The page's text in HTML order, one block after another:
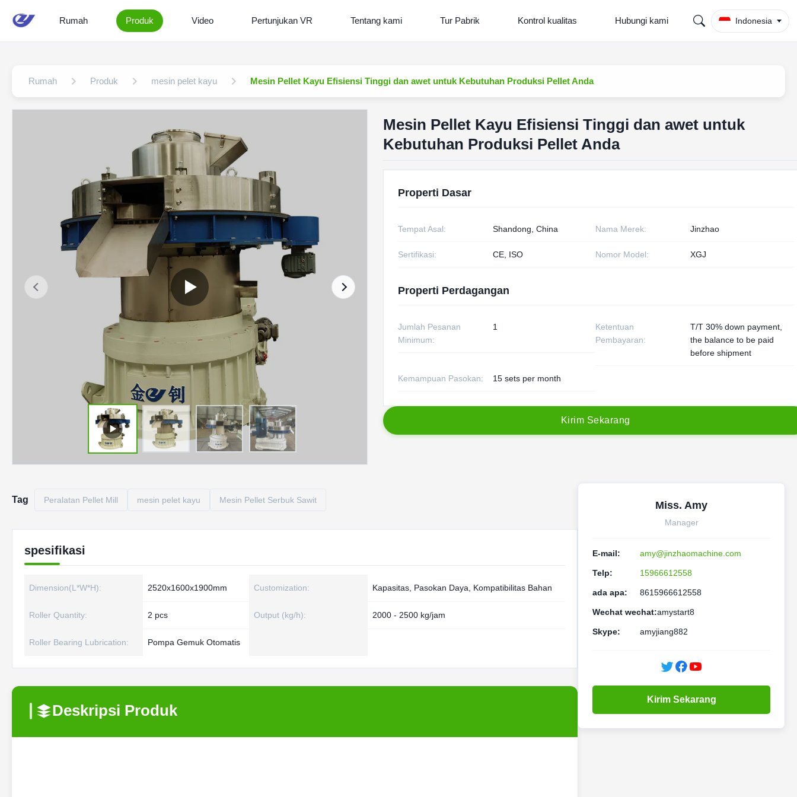
Rumah Produk Video Pertunjukan VR Tentang kami Tur Pabrik Kontrol kualitas Hubungi kami Indonesia
Rumah Produk mesin pelet kayu Mesin Pellet Kayu Efisiensi Tinggi dan awet untuk Kebutuhan Produksi Pellet Anda
Mesin Pellet Kayu Efisiensi Tinggi dan awet untuk
Kebutuhan Produksi Pellet Anda
Properti Dasar
Tempat Asal: Shandong, China Nama Merek: Jinzhao
Sertifikasi: CE, ISO Nomor Model: XGJ
Properti Perdagangan
Jumlah Pesanan
Minimum:
1
Ketentuan
Pembayaran:
T/T 30% down payment,
the balance to be paid
before shipment
Kemampuan Pasokan: 15 sets per month
Kirim Sekarang
Tag Peralatan Pellet Mill mesin pelet kayu Mesin Pellet Serbuk Sawit
spesifikasi
Dimension(L*W*H): 2520x1600x1900mm Customization: Kapasitas, Pasokan Daya, Kompatibilitas Bahan
Roller Quantity: 2 pcs Output (kg/h): 2000 - 2500 kg/jam
Roller Bearing Lubrication: Pompa Gemuk Otomatis
Deskripsi Produk
Miss. Amy
Manager
E-mail: amy@jinzhaomachine.com
Telp: 15966612558
ada apa: 8615966612558
Wechat wechat:amystart8
Skype: amyjiang882
Kirim Sekarang